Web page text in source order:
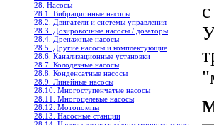
28. Насосы
28.1. Вибрационные насосы
28.2. Двигатели и системы управления
28.3. Дозировочные насосы / дозаторы
28.4. Дренажные насосы
28.5. Другие насосы и комплектующие
28.6. Канализационные установки
28.7. Колодезные насосы
28.8. Конденсатные насосы
28.9. Линейные насосы
28.10. Многоступенчатые насосы
28.11. Многоцелевые насосы
28.12. Мотопомпы
28.13. Насосные станции